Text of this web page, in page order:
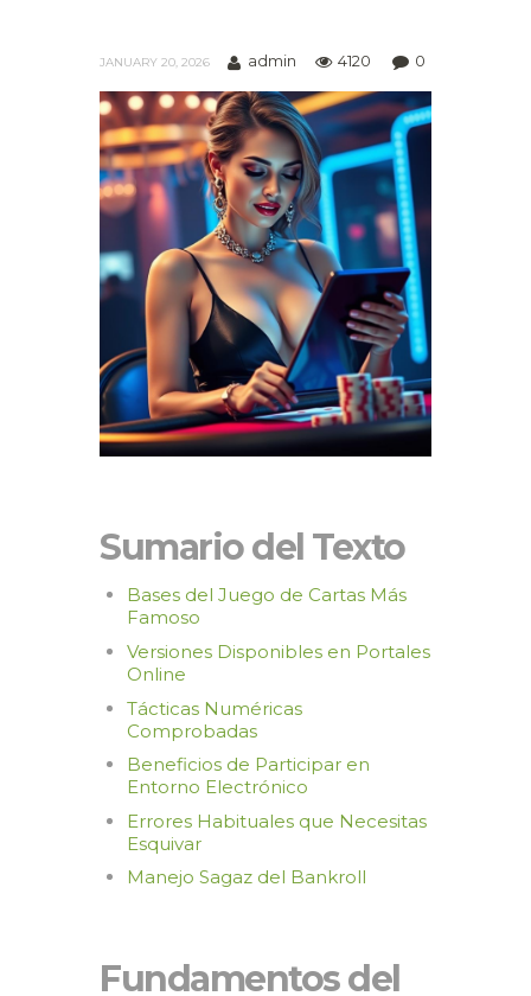
JANUARY 20, 2026 admin 4120 0
Sumario del Texto
Bases del Juego de Cartas Más
Famoso
Versiones Disponibles en Portales
Online
Tácticas Numéricas
Comprobadas
Beneficios de Participar en
Entorno Electrónico
Errores Habituales que Necesitas
Esquivar
Manejo Sagaz del Bankroll
Fundamentos del